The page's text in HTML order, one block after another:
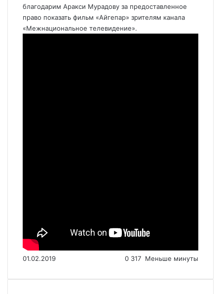
благодарим Аракси Мурадову за предоставленное
право показать фильм «Айгепар» зрителям канала
«Межнациональное телевидение».
01.02.2019 0 317 Меньше минуты